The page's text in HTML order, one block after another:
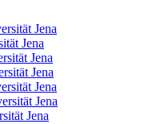
Jena
Jena
Jena
Jena
Jena
Jena
Jena